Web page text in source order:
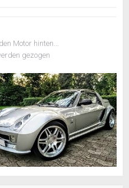
Motor hinten...
gezogen